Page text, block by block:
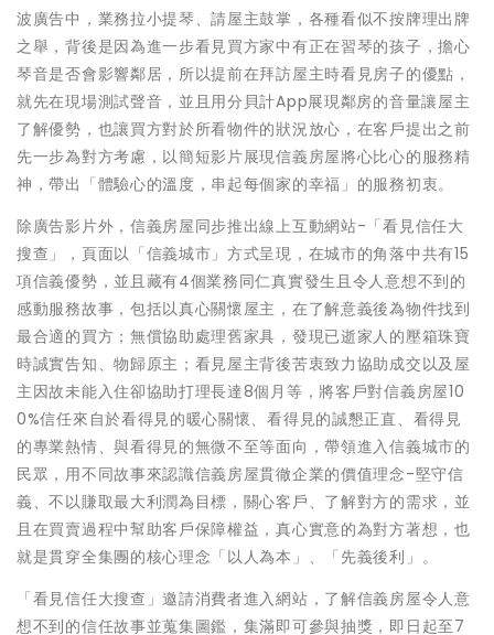
波廣告中，業務拉小提琴、請屋主鼓掌，各種看似不按牌理出牌
之舉，背後是因為進一步看見買方家中有正在習琴的孩子，擔心
琴音是否會影響鄰居，所以提前在拜訪屋主時看見房子的優點，
就先在現場測試聲音，並且用分貝計App展現鄰房的音量讓屋主
了解優勢，也讓買方對於所看物件的狀況放心，在客戶提出之前
先一步為對方考慮，以簡短影片展現信義房屋將心比心的服務精
神，帶出「體驗心的溫度，串起每個家的幸福」的服務初衷。
除廣告影片外，信義房屋同步推出線上互動網站-「看見信任大
搜查」，頁面以「信義城市」方式呈現，在城市的角落中共有15
項信義優勢，並且藏有4個業務同仁真實發生且令人意想不到的
感動服務故事，包括以真心關懷屋主，在了解意義後為物件找到
最合適的買方；無償協助處理舊家具，發現已逝家人的壓箱珠寶
時誠實告知、物歸原主；看見屋主背後苦衷致力協助成交以及屋
主因故未能入住卻協助打理長達8個月等，將客戶對信義房屋10
0%信任來自於看得見的暖心關懷、看得見的誠懇正直、看得見
的專業熱情、與看得見的無微不至等面向，帶領進入信義城市的
民眾，用不同故事來認識信義房屋貫徹企業的價值理念-堅守信
義、不以賺取最大利潤為目標，關心客戶、了解對方的需求，並
且在買賣過程中幫助客戶保障權益，真心實意的為對方著想，也
就是貫穿全集團的核心理念「以人為本」、「先義後利」。
「看見信任大搜查」邀請消費者進入網站，了解信義房屋令人意
想不到的信任故事並蒐集圖鑑，集滿即可參與抽獎，即日起至7